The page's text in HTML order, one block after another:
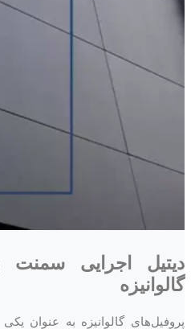
دیتیل اجرایی سمنت
گالوانیزه
پروفیل‌های گالوانیزه به عنوان